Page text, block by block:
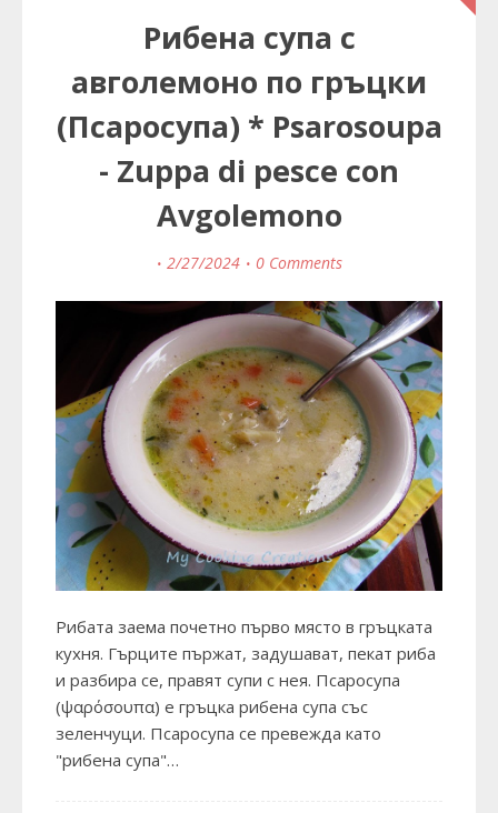
Рибена супа с
авголемоно по гръцки
(Псаросупа) * Psarosoupa
- Zuppa di pesce con
Avgolemono
2/27/2024 0 Comments
Рибата заема почетно първо място в гръцката
кухня. Гърците пържат, задушават, пекат риба
и разбира се, правят супи с нея. Псаросупа
(ψαρόσουπα) е гръцка рибена супа със
зеленчуци. Псаросупа се превежда като
"рибена супа"…